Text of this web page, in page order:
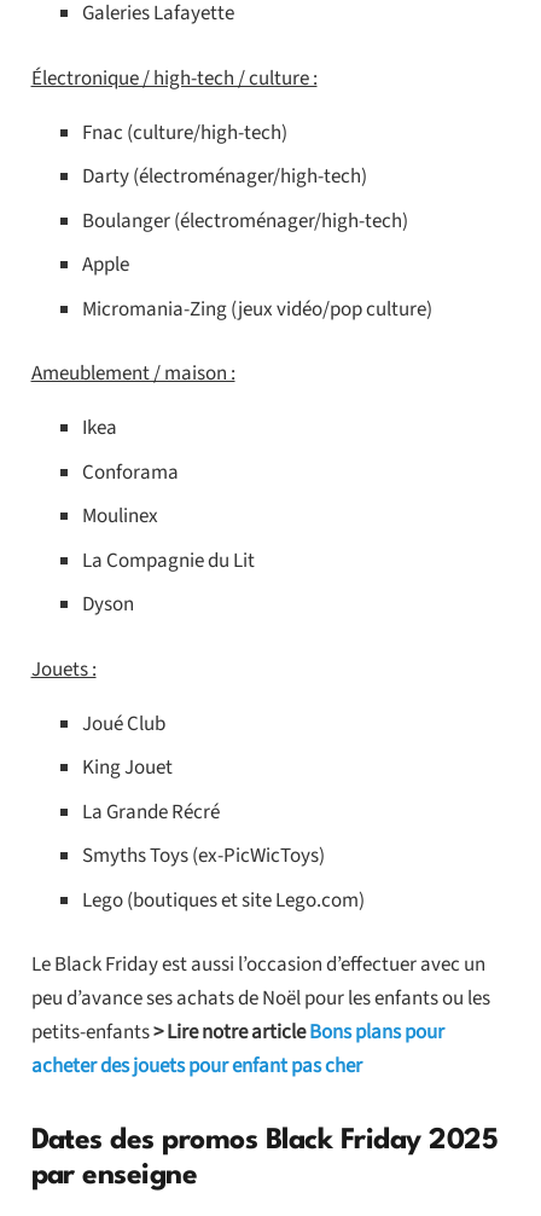
Galeries Lafayette
Électronique / high-tech / culture :
Fnac (culture/high-tech)
Darty (électroménager/high-tech)
Boulanger (électroménager/high-tech)
Apple
Micromania-Zing (jeux vidéo/pop culture)
Ameublement / maison :
Ikea
Conforama
Moulinex
La Compagnie du Lit
Dyson
Jouets :
Joué Club
King Jouet
La Grande Récré
Smyths Toys (ex-PicWicToys)
Lego (boutiques et site Lego.com)
Le Black Friday est aussi l’occasion d’effectuer avec un
peu d’avance ses achats de Noël pour les enfants ou les
petits-enfants> Lire notre articleBons plans pour
acheter des jouets pour enfant pas cher
Dates des promos Black Friday 2025
par enseigne